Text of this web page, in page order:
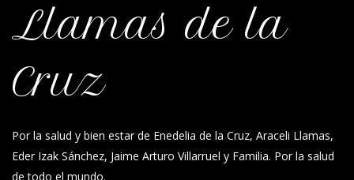
Llamas de la
Cruz
Por la salud y bien estar de Enedelia de la Cruz, Araceli Llamas,
Eder Izak Sánchez, Jaime Arturo Villarruel y Familia. Por la salud
de todo el mundo.